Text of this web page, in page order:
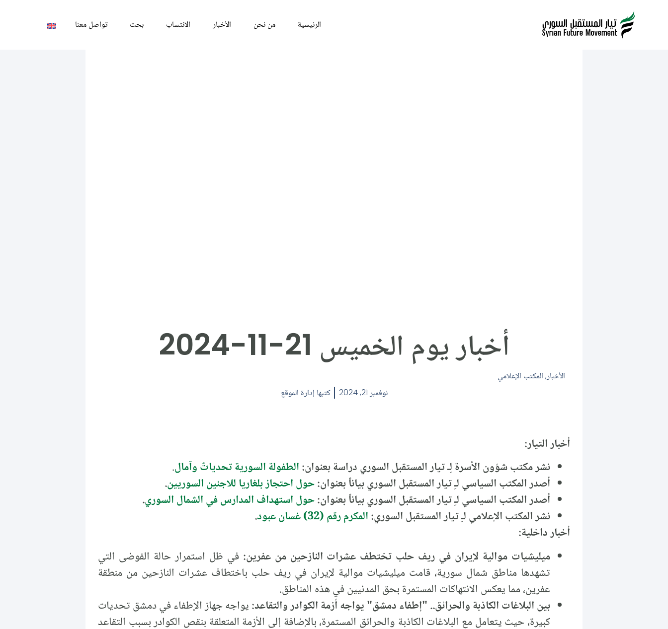
الرئيسية من نحن الأخبار الانتساب بحث تواصل معنا
أخبار يوم الخميس 21-11-2024
الأخبار, المكتب الإعلامي
نوفمبر 21, 2024
كتبها إدارة الموقع
أخبار التيار:
نشر مكتب شؤون الأسرة لِـ تيار المستقبل السوري دراسة بعنوان:الطفولة السورية تحدياتٌ وآمال.
أصدر المكتب السياسي لـِ تيار المستقبل السوري بياناً بعنوان:حول احتجاز بلغاريا للاجئين السوريين.
أصدر المكتب السياسي لـِ تيار المستقبل السوري بياناً بعنوان:حول استهداف المدارس في الشمال السوري.
نشر المكتب الإعلامي لـِ تيار المستقبل السوري:المكرم رقم (32) غسان عبود
.
أخبار داخلية:
ميليشيات موالية لإيران في ريف حلب تختطف عشرات النازحين من عفرين: في ظل استمرار حالة الفوضى التي
تشهدها مناطق شمال سورية، قامت ميليشيات موالية لإيران في ريف حلب باختطاف عشرات النازحين من منطقة
عفرين، مما يعكس الانتهاكات المستمرة بحق المدنيين في هذه المناطق.
بين البلاغات الكاذبة والحرائق.. "إطفاء دمشق" يواجه أزمة الكوادر والتقاعد:يواجه جهاز الإطفاء في دمشق تحديات
كبيرة، حيث يتعامل مع البلاغات الكاذبة والحرائق المستمرة، بالإضافة إلى الأزمة المتعلقة بنقص الكوادر بسبب التقاعد